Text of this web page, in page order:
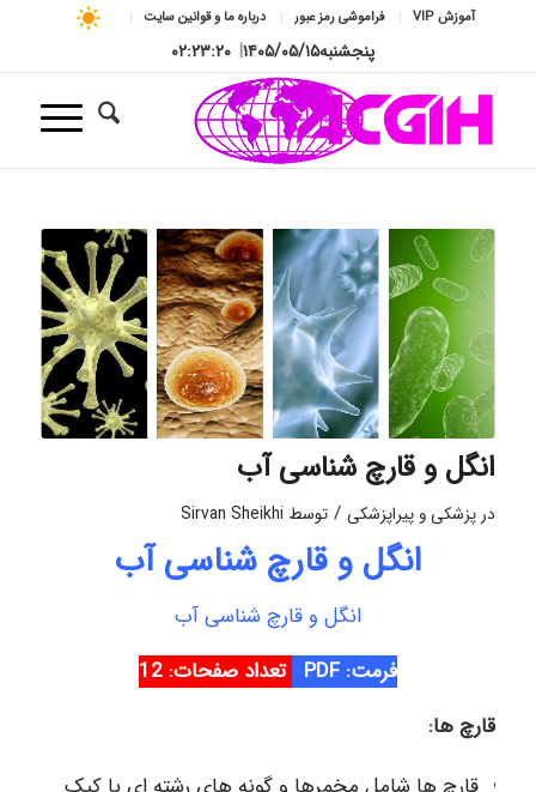
آموزش VIP فراموشی رمز عبور درباره ما و قوانین سایت
پنجشنبه۱۴۰۵/۰۵/۱۵| ۰۲:۲۳:۲۱
انگل و قارچ شناسی آب
در پزشکی و پیراپزشکی / توسط Sirvan Sheikhi
انگل و قارچ شناسی آب
انگل و قارچ شناسی آب
فرمت: PDF
تعداد صفحات: 12
قارچ ها: